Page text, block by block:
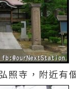
照寺，附近有